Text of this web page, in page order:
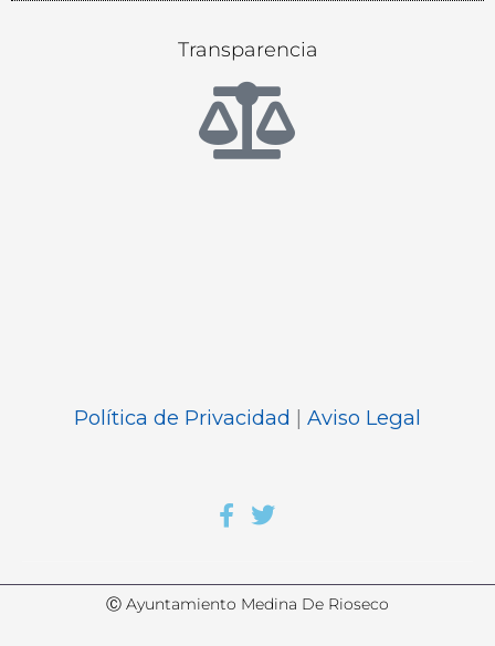
Transparencia
Política de Privacidad | Aviso Legal
Ⓒ Ayuntamiento Medina De Rioseco